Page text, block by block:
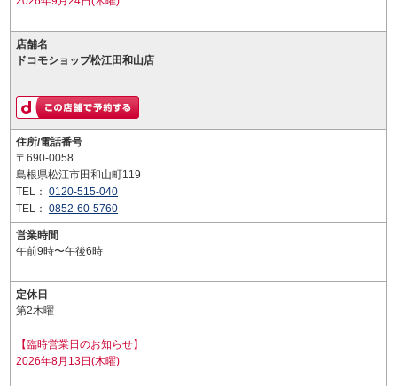
店舗名
ドコモショップ松江田和山店
住所/電話番号
〒690-0058
島根県松江市田和山町119
TEL： 0120-515-040
TEL： 0852-60-5760
営業時間
午前9時〜午後6時
定休日
第2木曜
【臨時営業日のお知らせ】
2026年8月13日(木曜)